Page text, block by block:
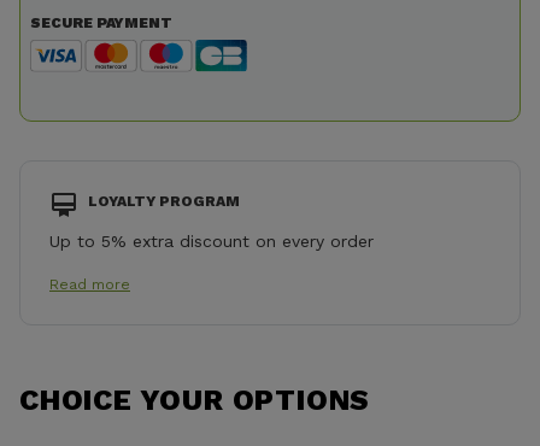
SECURE PAYMENT
LOYALTY PROGRAM
Up to 5% extra discount on every order
Read more
CHOICE YOUR OPTIONS